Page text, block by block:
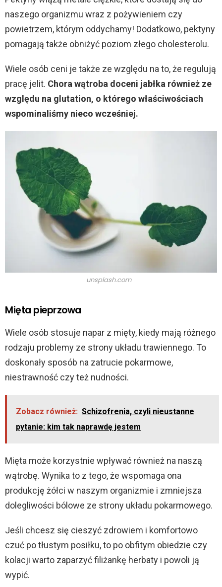
naszego organizmu wraz z pożywieniem czy
powietrzem, którym oddychamy! Dodatkowo, pektyny
pomagają także obniżyć poziom złego cholesterolu.
Wiele osób ceni je także ze względu na to, że regulują
pracę jelit. Chora wątroba doceni jabłka również ze
względu na glutation, o którego właściwościach
wspominaliśmy nieco wcześniej.
unsplash.com
Mięta pieprzowa
Wiele osób stosuje napar z mięty, kiedy mają różnego
rodzaju problemy ze strony układu trawiennego. To
doskonały sposób na zatrucie pokarmowe,
niestrawność czy też nudności.
Zobacz również: Schizofrenia, czyli nieustanne
pytanie: kim tak naprawdę jestem
Mięta może korzystnie wpływać również na naszą
wątrobę. Wynika to z tego, że wspomaga ona
produkcję żółci w naszym organizmie i zmniejsza
dolegliwości bólowe ze strony układu pokarmowego.
Jeśli chcesz się cieszyć zdrowiem i komfortowo
czuć po tłustym posiłku, to po obfitym obiedzie czy
kolacji warto zaparzyć filiżankę herbaty i powoli ją
wypić.